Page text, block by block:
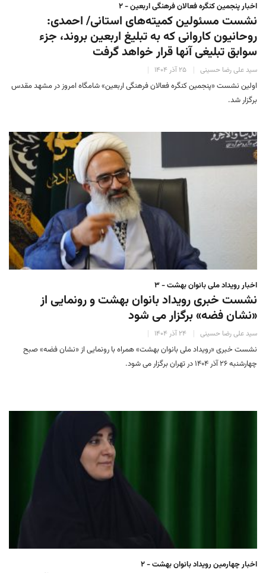
اخبار پنجمین کنگره فعالان فرهنگی اربعین - ۲
نشست مسئولین کمیته‌های استانی/ احمدی:
روحانیون کاروانی که به تبلیغ اربعین بروند، جزء
سوابق تبلیغی آنها قرار خواهد گرفت
سید علی رضا حسینی ۲۵ آذر ۱۴۰۴
اولین نشست «پنجمین کنگره فعالان فرهنگی اربعین» شامگاه امروز در مشهد مقدس
برگزار شد.
اخبار رویداد ملی بانوان بهشت - ۳
نشست خبری رویداد بانوان بهشت و رونمایی از
«نشان فضه» برگزار می شود
سید علی رضا حسینی ۲۴ آذر ۱۴۰۴
نشست خبری «رویداد ملی بانوان بهشت» همراه با رونمایی از «نشان فضه» صبح
چهارشنبه ۲۶ آذر ۱۴۰۴ در تهران برگزار می شود.
اخبار چهارمین رویداد بانوان بهشت - ۲